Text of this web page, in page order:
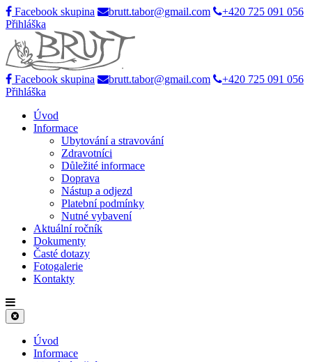
Facebook skupina brutt.tabor@gmail.com
+420 725 091 056
Přihláška
Facebook skupina brutt.tabor@gmail.com
+420 725 091 056
Přihláška
Úvod
Informace
Ubytování a stravování
Zdravotníci
Důležité informace
Doprava
Nástup a odjezd
Platební podmínky
Nutné vybavení
Aktuální ročník
Dokumenty
Časté dotazy
Fotogalerie
Kontakty
Úvod
Informace